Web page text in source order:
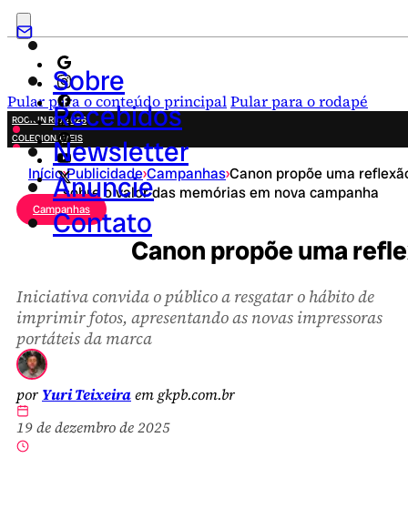
Pular para o conteúdo principalPular para o rodapé
Sobre
Recebidos
Newsletter
Anuncie
Contato
ROCK IN RIO 2026
COLECIONÁVEIS
FESTA JUNINA
NOVIDADES
CAMPANHAS CRIATIVAS
Início›Publicidade›Campanhas›Canon propõe uma
sobre o valor das memórias em nova campanha
Campanhas
Canon propõe uma
Iniciativa convida o público a resgatar o hábito de
imprimir fotos, apresentando as novas impressoras
portáteis da marca
por Yuri Teixeiraem gkpb.com.br
19 de dezembro de 2025